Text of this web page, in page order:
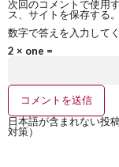
次回のコメントで使用
ス、サイトを保存する。
数字で答えを入力して
2 × one =
日本語が含まれない投
対策）